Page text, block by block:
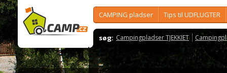
CAMPING pladser Tips til UDFLUGTER
søg: Campingpladser TJEKKIET